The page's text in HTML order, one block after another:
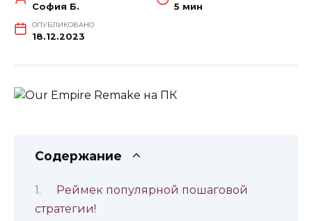
София Б. 5 мин
ОПУБЛИКОВАНО
18.12.2023
Содержание
Реймек популярной пошаговой
стратегии!